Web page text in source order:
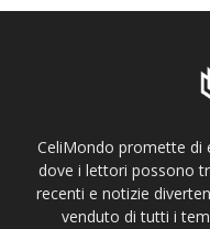
CeliMondo promette di
dove i lettori possono
recenti e notizie
venduto di tutti i